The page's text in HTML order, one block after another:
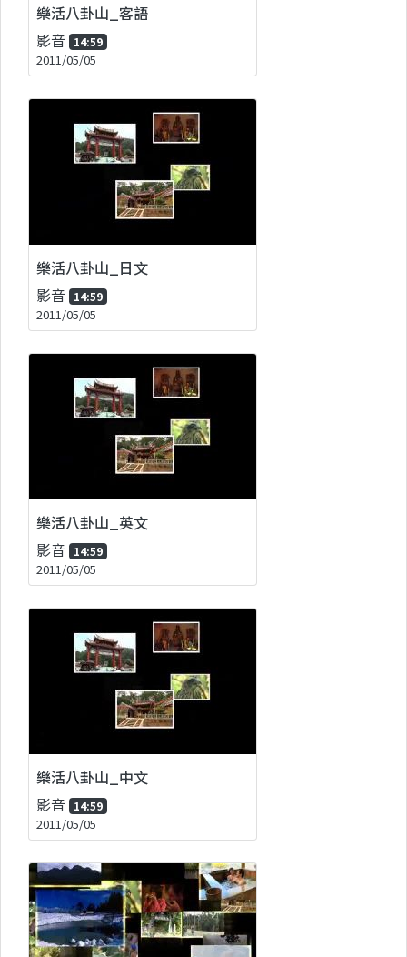
樂活八卦山_客語
影音 14:59
2011/05/05
樂活八卦山_日文
影音 14:59
2011/05/05
樂活八卦山_英文
影音 14:59
2011/05/05
樂活八卦山_中文
影音 14:59
2011/05/05